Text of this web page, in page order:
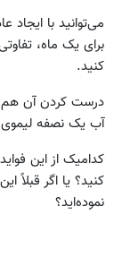
می‌توانید با
برای یک ماه،
کنید.
درست کردن آن هم
آب یک نصفه لیموی
کدامیک از این
کنید؟ یا اگر قبلاً
نموده‌اید؟